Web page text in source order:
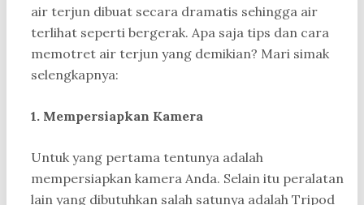
air terjun dibuat secara dramatis sehingga air
terlihat seperti bergerak. Apa saja tips dan cara
memotret air terjun yang demikian? Mari simak
selengkapnya:
1. Mempersiapkan Kamera
Untuk yang pertama tentunya adalah
mempersiapkan kamera Anda. Selain itu peralatan
lain yang dibutuhkan salah satunya adalah Tripod